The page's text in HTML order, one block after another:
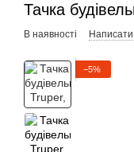
Тачка
В наявності Написати
−5%